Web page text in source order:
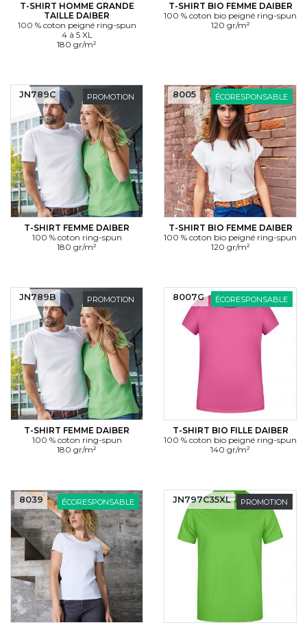
T-SHIRT HOMME GRANDE
TAILLE DAIBER
100 % coton peigné ring-spun
4 à 5 XL
180 gr/m²
T-SHIRT BIO FEMME DAIBER
100 % coton bio peigné ring-spun
120 gr/m²
PROMOTION
T-SHIRT FEMME DAIBER
100 % coton ring-spun
180 gr/m²
JN789C ÉCORESPONSABLE
T-SHIRT BIO FEMME DAIBER
100 % coton bio peigné ring-spun
120 gr/m²
8005
PROMOTION
T-SHIRT FEMME DAIBER
100 % coton ring-spun
180 gr/m²
JN789B ÉCORESPONSABLE
T-SHIRT BIO FILLE DAIBER
100 % coton bio peigné ring-spun
140 gr/m²
8007G
ÉCORESPONSABLE
8039 PROMOTION
JN797C35XL